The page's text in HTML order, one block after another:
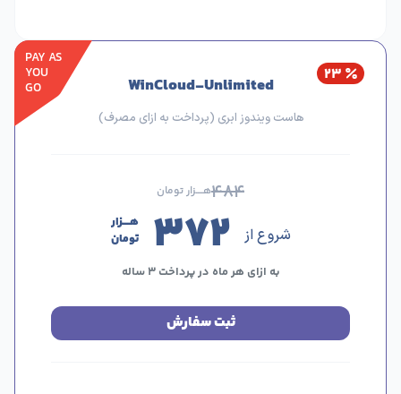
۲۳
PAY AS
YOU
GO WinCloud-Unlimited
هاست ویندوز ابری (پرداخت به ازای مصرف)
۴۸۴هــــزار تومان
شروع از ۳۷۲
هــــزار
تومان
به ازای هر ماه در پرداخت ۳ ساله
ثبت سفارش